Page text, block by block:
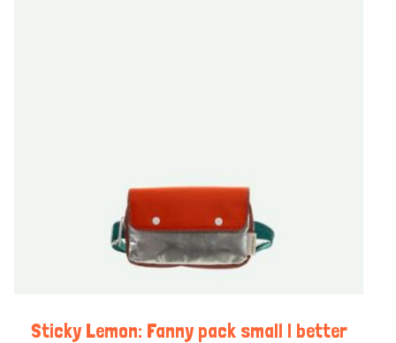
Sticky Lemon: Fanny pack small | better